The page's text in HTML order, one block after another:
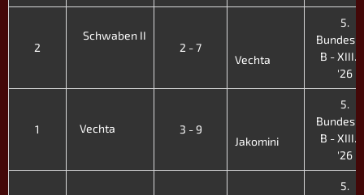
2
Schwaben II
2 - 7
Vechta
5.
B - XIII.
'26
1 Vechta
3 - 9
Jakomini
5.
B - XIII.
'26
5.